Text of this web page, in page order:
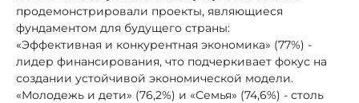
продемонстрировали проекты, являющиеся
фундаментом для будущего страны:
«Эффективная и конкурентная экономика» (77%) -
лидер финансирования, что подчеркивает фокус на
создании устойчивой экономической модели.
«Молодежь и дети» (76,2%) и «Семья» (74,6%) - столь